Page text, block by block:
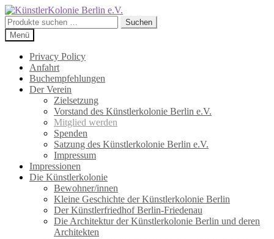
Zur
Navigation
springen
Zum
Inhalt
springen
Suchen
nach:
Suchen
Menü
Privacy Policy
Anfahrt
Buchempfehlungen
Der Verein
Zielsetzung
Vorstand des Künstlerkolonie Berlin e.V.
Mitglied werden
Spenden
Satzung des Künstlerkolonie Berlin e.V.
Impressum
Impressionen
Die Künstlerkolonie
Bewohner/innen
Kleine Geschichte der Künstlerkolonie Berlin
Der Künstlerfriedhof Berlin-Friedenau
Die Architektur der Künstlerkolonie Berlin und deren
Architekten